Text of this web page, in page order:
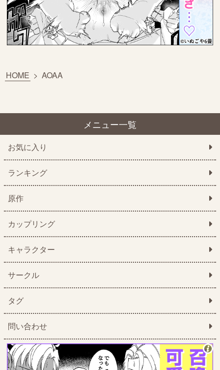
HOME > AOAA
メニュー一覧
お気に入り
ランキング
原作
カップリング
キャラクター
サークル
タグ
問い合わせ